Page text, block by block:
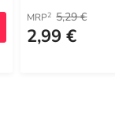
MRP2 5,29 €
2,99 €